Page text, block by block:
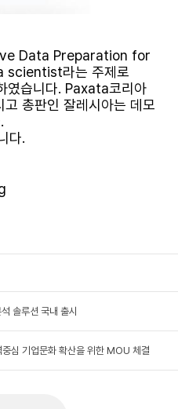
Data Preparation for
라는 주제로
였습니다. Paxata코리아
총판인 잘레시아는 데모
다.
솔루션 국내 출시
심 기업문화 확산을 위한 MOU 체결